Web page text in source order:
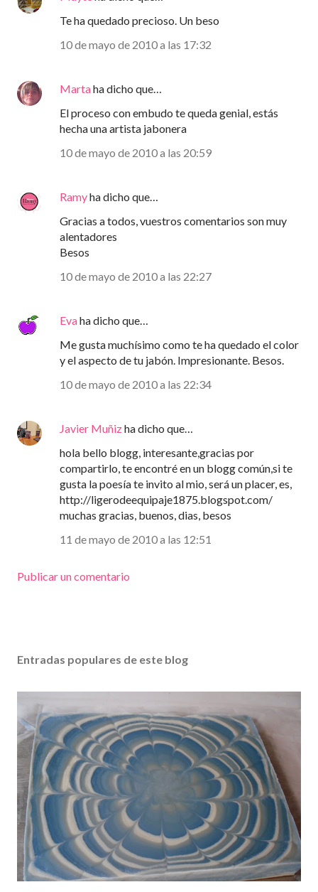
Te ha quedado precioso. Un beso
10 de mayo de 2010 a las 17:32
Martaha dicho que…
El proceso con embudo te queda genial, estás
hecha una artista jabonera
10 de mayo de 2010 a las 20:59
Ramyha dicho que…
Gracias a todos, vuestros comentarios son muy
alentadores
Besos
10 de mayo de 2010 a las 22:27
Evaha dicho que…
Me gusta muchísimo como te ha quedado el color
y el aspecto de tu jabón. Impresionante. Besos.
10 de mayo de 2010 a las 22:34
Javier Muñizha dicho que…
hola bello blogg, interesante,gracias por
compartirlo, te encontré en un blogg común,si te
gusta la poesía te invito al mio, será un placer, es,
http://ligerodeequipaje1875.blogspot.com/
muchas gracias, buenos, dias, besos
11 de mayo de 2010 a las 12:51
Publicar un comentario
Entradas populares de este blog